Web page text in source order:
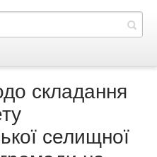
складання
селищної